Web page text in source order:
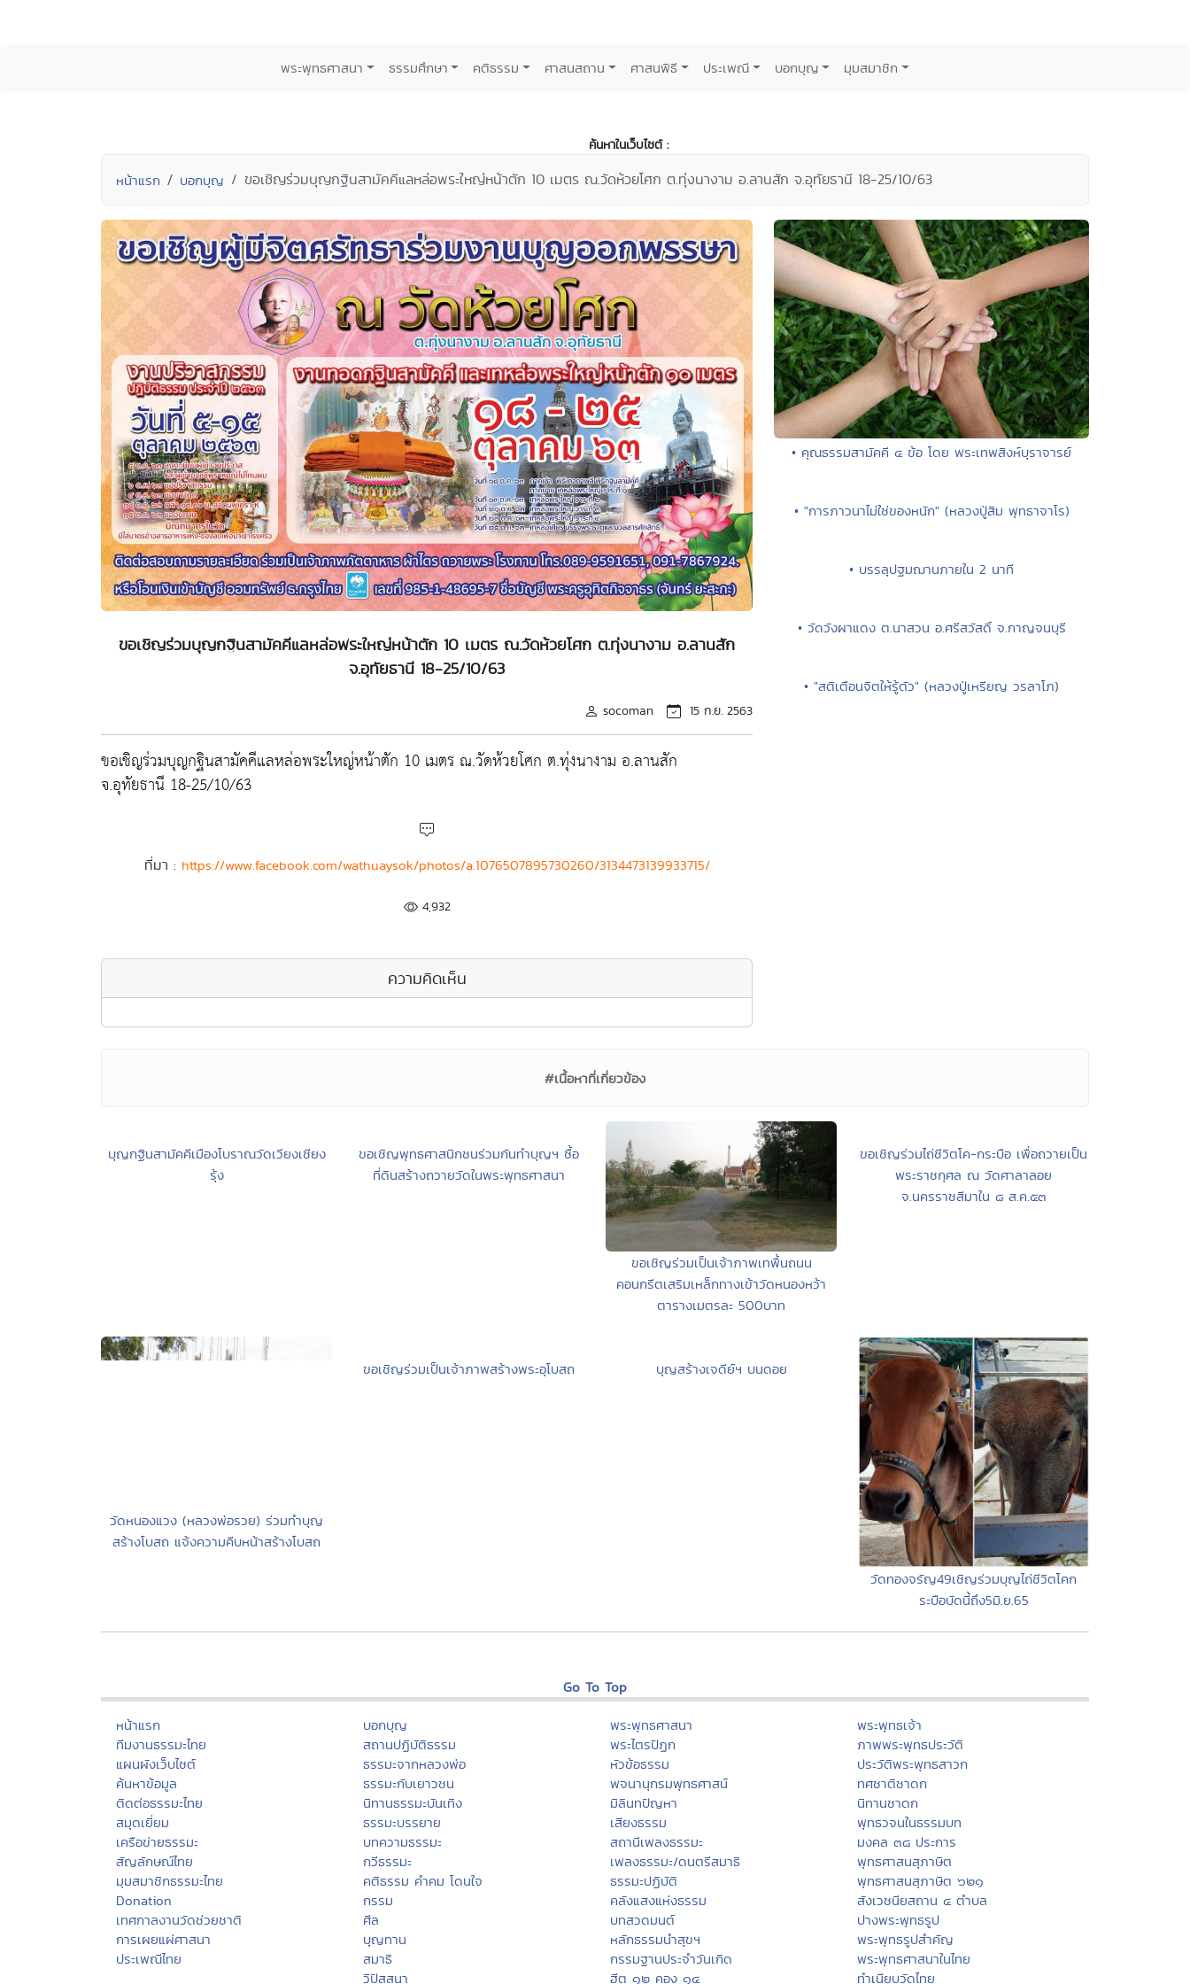
พระพุทธศาสนา ธรรมศึกษา คติธรรม ศาสนสถาน ศาสนพิธี ประเพณี บอกบุญ มุมสมาชิก
ค้นหาในเว็บไซต์ :
หน้าแรก บอกบุญ ขอเชิญร่วมบุญกฐินสามัคคีแลหล่อพระใหญ่หน้าตัก 10 เมตร ณ.วัดห้วยโศก ต.ทุ่งนางาม อ.ลานสัก จ.อุทัยธานี 18-25/10/63
ขอเชิญร่วมบุญกฐินสามัคคีแลหล่อพระใหญ่หน้าตัก 10 เมตร ณ.วัดห้วยโศก ต.ทุ่งนางาม อ.ลานสัก
จ.อุทัยธานี 18-25/10/63
socoman 15 ก.ย. 2563
ขอเชิญร่วมบุญกฐินสามัคคีแลหล่อพระใหญ่หน้าตัก 10 เมตร ณ.วัดห้วยโศก ต.ทุ่งนางาม อ.ลานสัก
จ.อุทัยธานี 18-25/10/63
ที่มา : https://www.facebook.com/wathuaysok/photos/a.1076507895730260/3134473139933715/
4,932
ความคิดเห็น
• คุณธรรมสามัคคี ๔ ข้อ โดย พระเทพสิงห์บุราจารย์
• "การภาวนาไม่ใช่ของหนัก" (หลวงปู่สิม พุทธาจาโร)
• บรรลุปฐมฌานภายใน 2 นาที
• วัดวังผาแดง ต.นาสวน อ.ศรีสวัสดิ์ จ.กาญจนบุรี
• "สติเตือนจิตให้รู้ตัว" (หลวงปู่เหรียญ วรลาโภ)
#เนื้อหาที่เกี่ยวข้อง
บุญกฐินสามัคคีเมืองโบราณวัดเวียงเชียง
รุ้ง
ขอเชิญพุทธศาสนิกชนร่วมกันทำบุญฯ ซื้อ
ที่ดินสร้างถวายวัดในพระพุทธศาสนา
ขอเชิญร่วมเป็นเจ้าภาพเทพื้นถนน
คอนกรีตเสริมเหล็กทางเข้าวัดหนองหว้า
ตารางเมตรละ 500บาท
ขอเชิญร่วมไถ่ชีวิตโค-กระบือ เพื่อถวายเป็น
พระราชกุศล ณ วัดศาลาลอย
จ.นครราชสีมาใน ๘ ส.ค.๕๓
วัดหนองแวง (หลวงพ่อรวย) ร่วมทำบุญ
สร้างโบสถ แจ้งความคืบหน้าสร้างโบสถ
ขอเชิญร่วมเป็นเจ้าภาพสร้างพระอุโบสถ บุญสร้างเจดีย์ฯ บนดอย
วัดทองจรัญ49เชิญร่วมบุญไถ่ชีวิตโคก
ระบือบัดนี้ถึง5มิ.ย.65
Go To Top
หน้าแรก
ทีมงานธรรมะไทย
แผนผังเว็บไซต์
ค้นหาข้อมูล
ติดต่อธรรมะไทย
สมุดเยี่ยม
เครือข่ายธรรมะ
สัญลักษณ์ไทย
มุมสมาชิกธรรมะไทย
Donation
เทศกาลงานวัดช่วยชาติ
การเผยแผ่ศาสนา
ประเพณีไทย
บอกบุญ
สถานปฏิบัติธรรม
ธรรมะจากหลวงพ่อ
ธรรมะกับเยาวชน
นิทานธรรมะบันเทิง
ธรรมะบรรยาย
บทความธรรมะ
กวีธรรมะ
คติธรรม คำคม โดนใจ
กรรม
ศีล
บุญทาน
สมาธิ
วิปัสสนา
พระพุทธศาสนา
พระไตรปิฏก
หัวข้อธรรม
พจนานุกรมพุทธศาสน์
มิลินทปัญหา
เสียงธรรม
สถานีเพลงธรรมะ
เพลงธรรมะ/ดนตรีสมาธิ
ธรรมะปฏิบัติ
คลังแสงแห่งธรรม
บทสวดมนต์
หลักธรรมนำสุขฯ
กรรมฐานประจำวันเกิด
ฮีต ๑๒ คอง ๑๔
พระพุทธเจ้า
ภาพพระพุทธประวัติ
ประวัติพระพุทธสาวก
ทศชาติชาดก
นิทานชาดก
พุทธวจนในธรรมบท
มงคล ๓๘ ประการ
พุทธศาสนสุภาษิต
พุทธศาสนสุภาษิต ๖๒๑
สังเวชนียสถาน ๔ ตำบล
ปางพระพุทธรูป
พระพุทธรูปสำคัญ
พระพุทธศาสนาในไทย
ทำเนียบวัดไทย